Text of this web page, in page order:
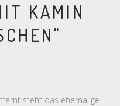
KAMIN
steht das ehemalige